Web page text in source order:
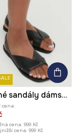
Kožené sandály dámské černá barva
cena: 999 Kč
cena: 999 Kč